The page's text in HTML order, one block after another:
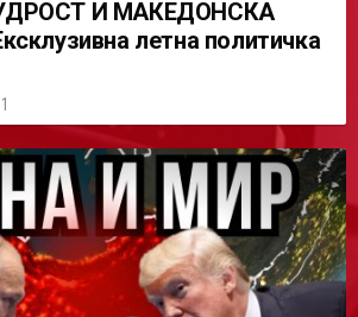
И МАКЕДОНСКА
летна политичка